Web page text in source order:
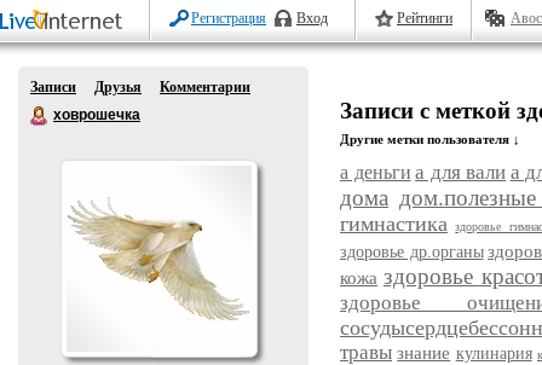
Регистрация Вход Рейтинги
Записи Друзья
Комментарии
ховрошечка
Записи с меткой
Другие метки пользователя ↓
а деньги а для вали а
дома
гимнастика здоровье
здоровье др.органы
кожа здоровье
здоровье
травы знание кулинария